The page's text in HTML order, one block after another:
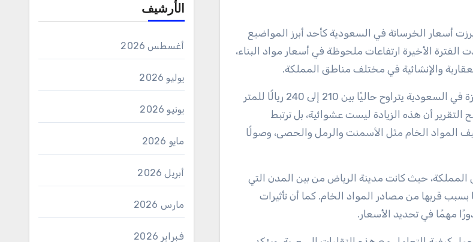
الأخيرة ارتفاعات ملحوظة في أسعار مواد البناء،
والإنشائية في مختلف مناطق المملكة.
، فإن متوسط سعر الخرسانة الجاهزة في السعودية يتراوح حاليًا بين 210 إلى 240 ريالًا للمتر
أن هذه الزيادة ليست عشوائية، بل ترتبط
المواد الخام مثل الأسمنت والرمل والحصى، وصولًا
المملكة، حيث كانت مدينة الرياض من بين المدن التي
قربها من مصادر المواد الخام. كما أن تأثيرات
مهمًا في تحديد الأسعار.
الأرشيف
أغسطس 2026
يوليو 2026
يونيو 2026
مايو 2026
أبريل 2026
مارس 2026
فبراير 2026